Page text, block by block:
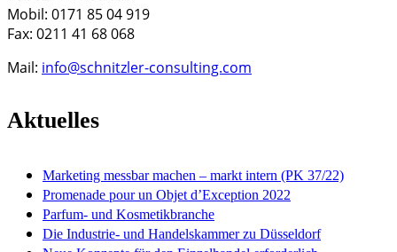
Mobil: 0171 85 04 919
Fax: 0211 41 68 068
Mail: info@schnitzler-consulting.com
Aktuelles
Marketing messbar machen – markt intern (PK 37/22)
Promenade pour un Objet d’Exception 2022
Parfum- und Kosmetikbranche
Die Industrie- und Handelskammer zu Düsseldorf